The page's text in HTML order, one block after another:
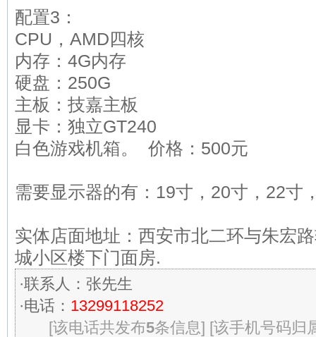
配置3：
CPU，AMD四核
内存：4G内存
硬盘：250G
主板：技嘉主板
显卡：独立GT240
白色游戏机箱。 价格：500元
需要显示器的有：19寸，20寸，22寸
实体店面地址：西安市北二环与朱宏
城小区楼下门面房.
·联系人：张先生
·电话： 13299118252
[该电话共发布5条信息] [该手机号码归